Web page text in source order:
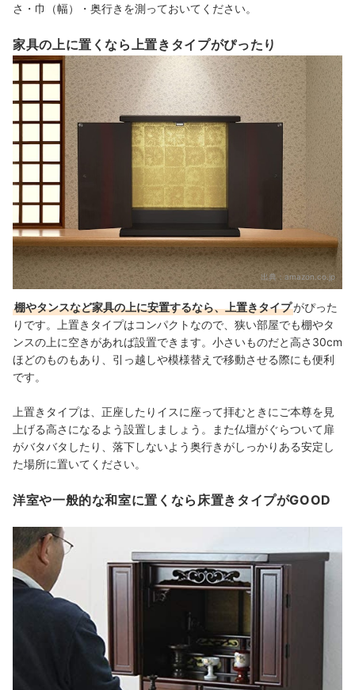
さ・巾（幅）・奥行き を測っておいてください。
家具の上に置くなら上置きタイプがぴったり
出典：amazon.co.jp
棚やタンスなど家具の上に安置するなら、上置きタイプがぴった
りです。上置きタイプはコンパクトなので、狭い部屋でも棚やタ
ンスの上に空きがあれば設置できます。小さいものだと高さ30cm
ほどのものもあり、引っ越しや模様替えで移動させる際にも便利
です。
上置きタイプは、正座したりイスに座って拝むときにご本尊を見
上げる高さになるよう設置しましょう。また仏壇がぐらついて扉
がバタバタしたり、落下しないよう奥行きがしっかりある安定し
た場所に置いてください。
洋室や一般的な和室に置くなら床置きタイプがGOOD